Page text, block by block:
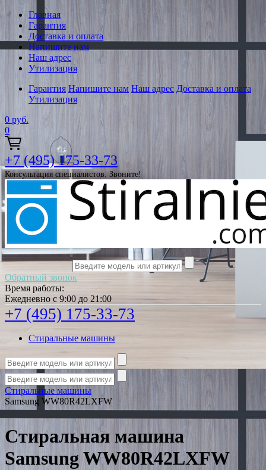
Главная
Гарантия
Доставка и оплата
Напишите нам
Наш адрес
Утилизация
Гарантия Напишите нам Наш адрес Доставка и оплата
Утилизация
0 руб.
0
+7 (495) 175-33-73
Консультация специалистов. Звоните!
Обратный звонок
Время работы:
Ежедневно с 9:00 до 21:00
+7 (495) 175-33-73
Стиральные машины
Стиральные машины
Samsung WW80R42LXFW
Стиральная машина
Samsung WW80R42LXFW